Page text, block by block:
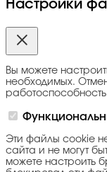
Настройки
Вы можете
необходимых.
Эти файлы cookie
сайта и не могут
можете настроить